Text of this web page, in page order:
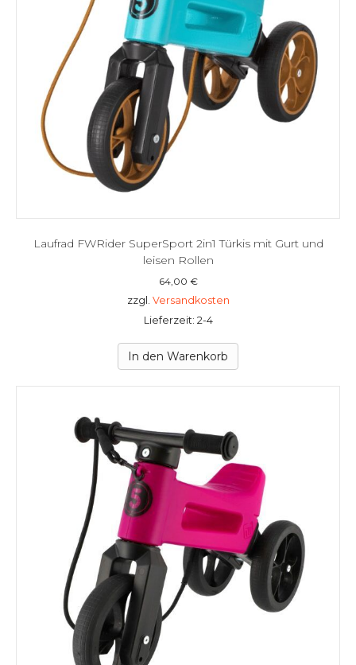
Laufrad FWRider SuperSport 2in1 Türkis mit Gurt und
leisen Rollen
64,00 €
zzgl. Versandkosten
Lieferzeit: 2-4
In den Warenkorb